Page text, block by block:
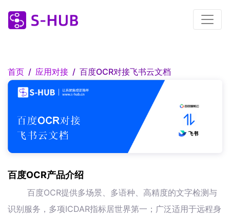
首页 应用对接 百度OCR对接飞书云文档
百度OCR产品介绍
百度OCR提供多场景、多语种、高精度的文字检测与
识别服务，多项ICDAR指标居世界第一；广泛适用于远程身